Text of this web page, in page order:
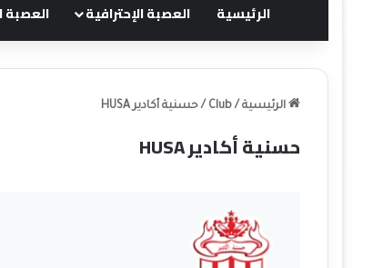
الرئيسية العصبة الإحترافية العصبة
الرئيسية /
Club
/ حسنية أكادير HUSA
حسنية أكادير HUSA